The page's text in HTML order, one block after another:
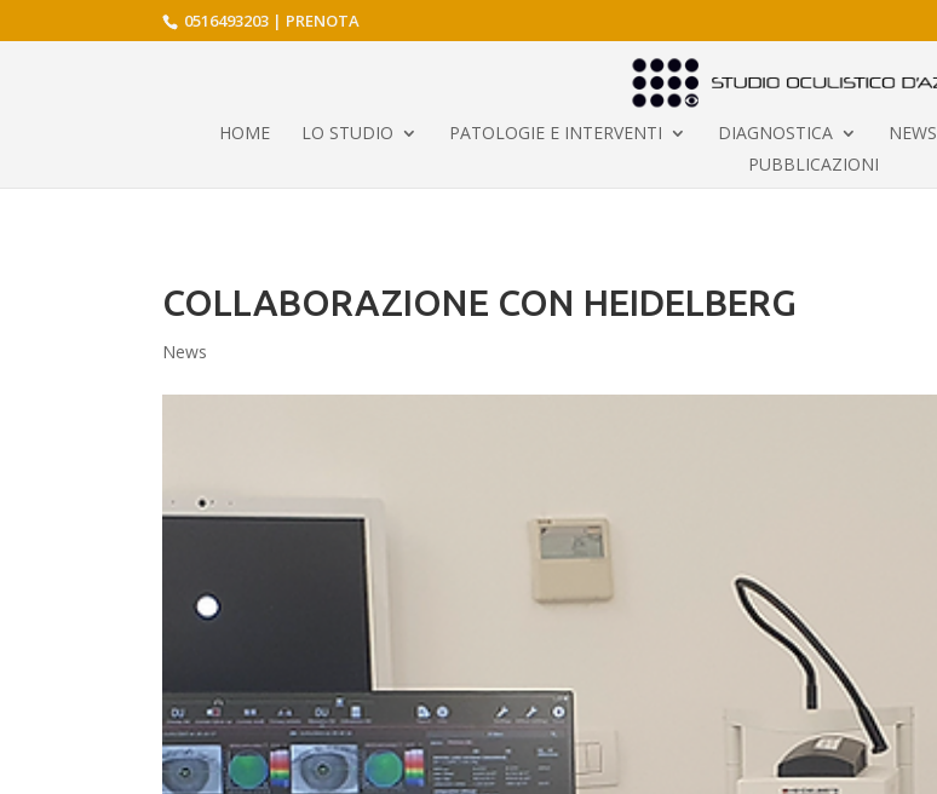
0516493203 | PRENOTA
HOME LO STUDIO PATOLOGIE E INTERVENTI DIAGNOSTICA NEWS
PUBBLICAZIONI
COLLABORAZIONE CON HEIDELBERG
News